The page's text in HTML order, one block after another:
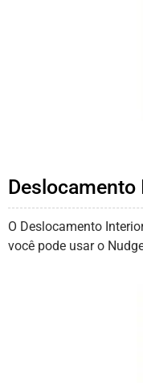
Deslocamento
O Deslocamento
você pode usar o